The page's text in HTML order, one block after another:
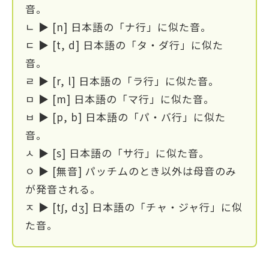
音。
ㄴ ▶ [n] 日本語の「ナ行」に似た音。
ㄷ ▶ [t, d] 日本語の「タ・ダ行」に似た
音。
ㄹ ▶ [r, l] 日本語の「ラ行」に似た音。
ㅁ ▶ [m] 日本語の「マ行」に似た音。
ㅂ ▶ [p, b] 日本語の「パ・バ行」に似た
音。
ㅅ ▶ [s] 日本語の「サ行」に似た音。
ㅇ ▶ [無音] パッチムのとき以外は母音のみ
が発音される。
ㅈ ▶ [tʃ, dʒ] 日本語の「チャ・ジャ行」に似
た音。